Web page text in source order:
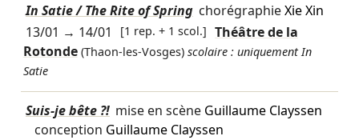
In Satie / The Rite of Spring chorégraphieXie Xin
13/01 → 14/01 [1 rep. + 1 scol.] Théâtre de la
Rotonde (Thaon-les-Vosges) scolaire : uniquement In
Satie
Suis-je bête ?! mise en scène Guillaume Clayssen
conception Guillaume Clayssen